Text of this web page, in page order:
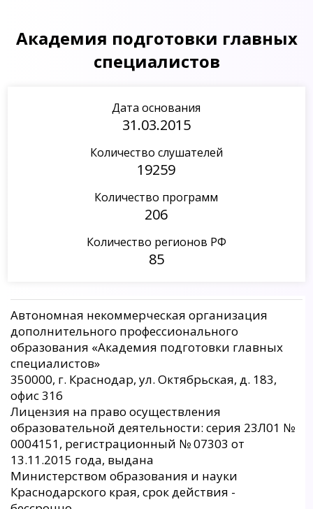
Академия подготовки главных
специалистов
Дата основания
31.03.2015
Количество слушателей
19259
Количество программ
206
Количество регионов РФ
85
Автономная некоммерческая организация
дополнительного профессионального
образования «Академия подготовки главных
специалистов»
350000, г. Краснодар, ул. Октябрьская, д. 183,
офис 316
Лицензия на право осуществления
образовательной деятельности: серия 23Л01 №
0004151, регистрационный № 07303 от
13.11.2015 года, выдана
Министерством образования и науки
Краснодарского края, срок действия -